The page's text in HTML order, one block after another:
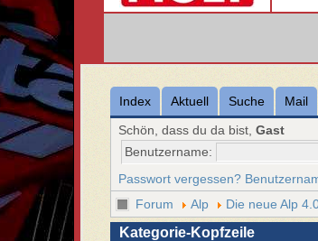
Index Aktuell Suche Mail
Schön, dass du da bist,Gast
Benutzername:
Passwort vergessen?
Forum
Alp Die neue Alp
Kategorie-Kopfzeile